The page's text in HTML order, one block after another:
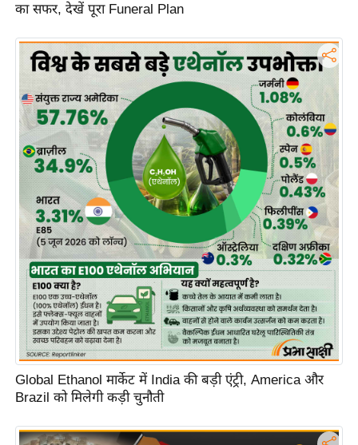
का सफर, देखें पूरा Funeral Plan
Global Ethanol मार्केट में India की बड़ी एंट्री, America और
Brazil को मिलेगी कड़ी चुनौती